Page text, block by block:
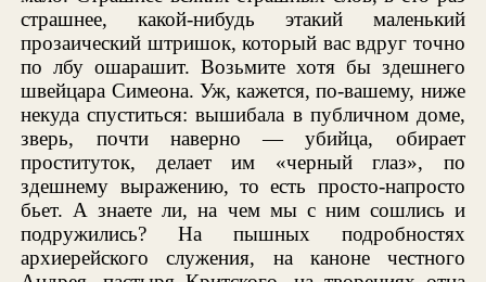
страшнее, какой-нибудь этакий маленький
прозаический штришок, который вас вдруг точно
по лбу ошарашит. Возьмите хотя бы здешнего
швейцара Симеона. Уж, кажется, по-вашему, ниже
некуда спуститься: вышибала в публичном доме,
зверь, почти наверно — убийца, обирает
проституток, делает им «черный глаз», по
здешнему выражению, то есть просто-напросто
бьет. А знаете ли, на чем мы с ним сошлись и
подружились? На пышных подробностях
архиерейского служения, на каноне честного